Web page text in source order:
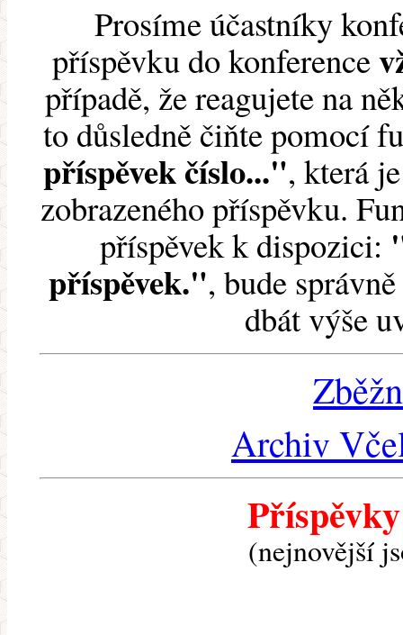
Prosíme účastníky
příspěvku do konference
případě, že reagujete na
to důsledně čiňte pomocí
příspěvek číslo...", která
zobrazeného příspěvku.
příspěvek k dispozici:
příspěvek.", bude
dbát výše
Archiv
(nejnovější